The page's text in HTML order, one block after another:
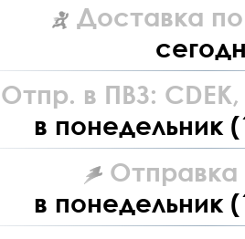
Доставка
Отпр. в ПВЗ: CDEK,
в понедельник
Отправка
в понедельник